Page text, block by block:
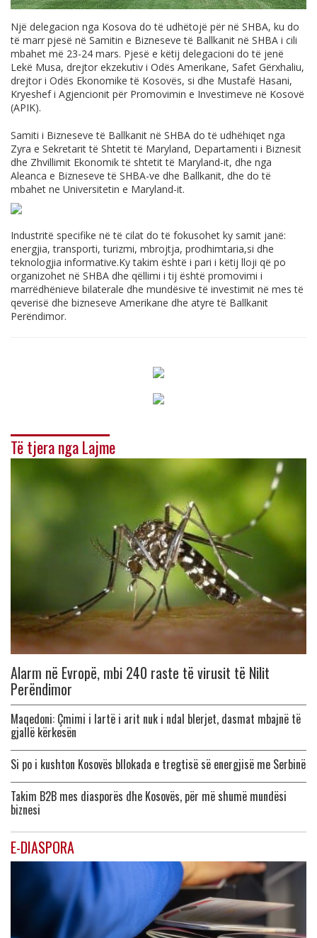
Një delegacion nga Kosova do të udhëtojë për në SHBA, ku do
të marr pjesë në Samitin e Bizneseve të Ballkanit në SHBA i cili
mbahet më 23-24 mars. Pjesë e këtij delegacioni do të jenë
Lekë Musa, drejtor ekzekutiv i Odës Amerikane, Safet Gërxhaliu,
drejtor i Odës Ekonomike të Kosovës, si dhe Mustafë Hasani,
Kryeshef i Agjencionit për Promovimin e Investimeve në Kosovë
(APIK).
Samiti i Bizneseve të Ballkanit në SHBA do të udhëhiqet nga
Zyra e Sekretarit të Shtetit të Maryland, Departamenti i Biznesit
dhe Zhvillimit Ekonomik të shtetit të Maryland-it, dhe nga
Aleanca e Bizneseve të SHBA-ve dhe Ballkanit, dhe do të
mbahet ne Universitetin e Maryland-it.
Industritë specifike në të cilat do të fokusohet ky samit janë:
energjia, transporti, turizmi, mbrojtja, prodhimtaria,si dhe
teknologjia informative.Kytakim është i pari i këtij lloji që po
organizohet në SHBA dhe qëllimi i tij është promovimi i
marrëdhënieve bilaterale dhe mundësive të investimit në mes të
qeverisë dhe bizneseve Amerikane dhe atyre të Ballkanit
Perëndimor.
Të tjera nga Lajme
Alarm në Evropë, mbi 240 raste të virusit të Nilit
Perëndimor
Maqedoni: Çmimi i lartë i arit nuk i ndal blerjet, dasmat mbajnë të
gjallë kërkesën
Si po i kushton Kosovës bllokada e tregtisë së energjisë me Serbinë
Takim B2B mes diasporës dhe Kosovës, për më shumë mundësi
biznesi
E-DIASPORA